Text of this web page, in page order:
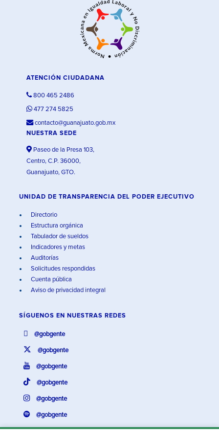
ATENCIÓN CIUDADANA
800 465 2486
477 274 5825
contacto@guanajuato.gob.mx
NUESTRA SEDE
Paseo de la Presa 103,
Centro, C.P. 36000,
Guanajuato, GTO.
UNIDAD DE TRANSPARENCIA DEL PODER EJECUTIVO
Directorio
Estructura orgánica
Tabulador de sueldos
Indicadores y metas
Auditorías
Solicitudes respondidas
Cuenta pública
Aviso de privacidad integral
SÍGUENOS EN NUESTRAS REDES
@gobgente
@gobgente
@gobgente
@gobgente
@gobgente
@gobgente